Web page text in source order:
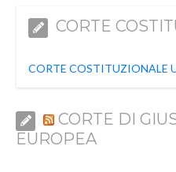
CORTE
CORTE COSTITUZIONALE
CORTE DI
EUROPEA